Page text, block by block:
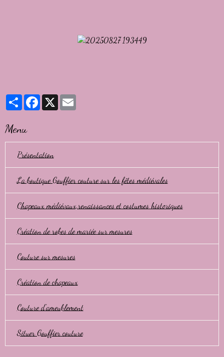
PartagerFacebook
X
Menu
Présentation
La boutique Gouffier couture sur les fêtes médiévales
Chapeaux médiévaux,renaissances et costumes historiques
Création de robes de mariée sur mesures
Couture sur mesures
Création de chapeaux
Couture d'ameublement
Situer Gouffier couture